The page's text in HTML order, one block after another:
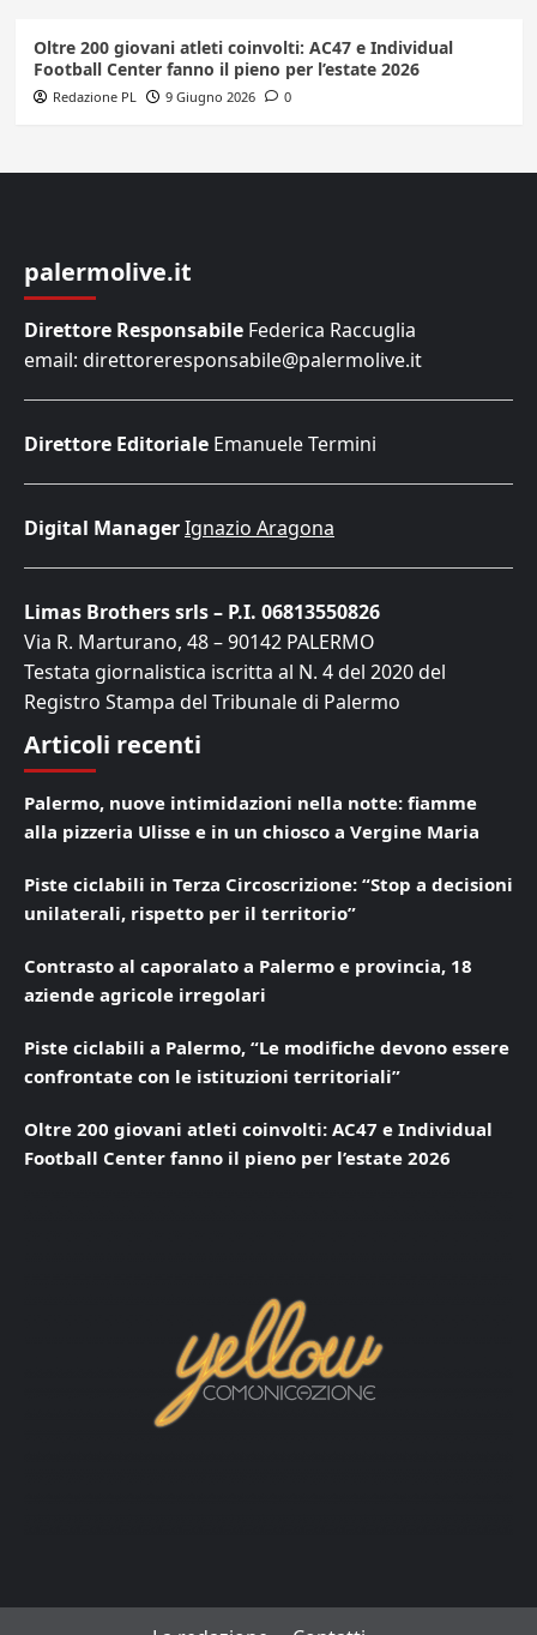
Oltre 200 giovani atleti coinvolti: AC47 e Individual
Football Center fanno il pieno per l’estate 2026
Redazione PL 9 Giugno 2026 0
palermolive.it
Direttore Responsabile Federica Raccuglia
email: direttoreresponsabile@palermolive.it
Direttore Editoriale Emanuele Termini
Digital ManagerIgnazio Aragona
Limas Brothers srls – P.I. 06813550826
Via R. Marturano, 48 – 90142 PALERMO
Testata giornalistica iscritta al N. 4 del 2020 del
Registro Stampa del Tribunale di Palermo
Articoli recenti
Palermo, nuove intimidazioni nella notte: fiamme
alla pizzeria Ulisse e in un chiosco a Vergine Maria
Piste ciclabili in Terza Circoscrizione: “Stop a decisioni
unilaterali, rispetto per il territorio”
Contrasto al caporalato a Palermo e provincia, 18
aziende agricole irregolari
Piste ciclabili a Palermo, “Le modifiche devono essere
confrontate con le istituzioni territoriali”
Oltre 200 giovani atleti coinvolti: AC47 e Individual
Football Center fanno il pieno per l’estate 2026